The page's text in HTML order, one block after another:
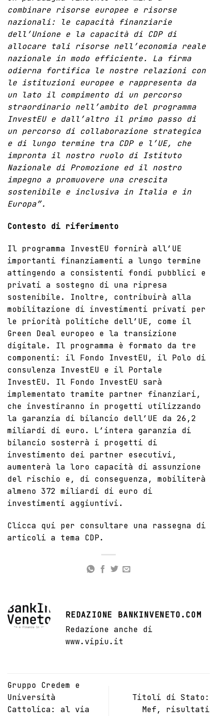
combinare risorse europee e risorse
nazionali: le capacità finanziarie
dell’Unione e la capacità di CDP di
allocare tali risorse nell’economia reale
nazionale in modo efficiente. La firma
odierna fortifica le nostre relazioni con
le istituzioni europee e rappresenta da
un lato il compimento di un percorso
straordinario nell’ambito del programma
InvestEU e dall’altro il primo passo di
un percorso di collaborazione strategica
e di lungo termine tra CDP e l’UE, che
impronta il nostro ruolo di Istituto
Nazionale di Promozione ed il nostro
impegno a promuovere una crescita
sostenibile e inclusiva in Italia e in
Europa”.
Contesto di riferimento
Il programma InvestEU fornirà all’UE
importanti finanziamenti a lungo termine
attingendo a consistenti fondi pubblici e
privati a sostegno di una ripresa
sostenibile. Inoltre, contribuirà alla
mobilitazione di investimenti privati per
le priorità politiche dell’UE, come il
Green Deal europeo e la transizione
digitale. Il programma è formato da tre
componenti: il Fondo InvestEU, il Polo di
consulenza InvestEU e il Portale
InvestEU. Il Fondo InvestEU sarà
implementato tramite partner finanziari,
che investiranno in progetti utilizzando
la garanzia di bilancio dell’UE da 26,2
miliardi di euro. L’intera garanzia di
bilancio sosterrà i progetti di
investimento dei partner esecutivi,
aumenterà la loro capacità di assunzione
del rischio e, di conseguenza, mobiliterà
almeno 372 miliardi di euro di
investimenti aggiuntivi.
Clicca qui per consultare una rassegna di
articoli a tema CDP.
REDAZIONE BANKINVENETO.COM
Redazione anche di
www.vipiu.it
Gruppo Credem e
Università
Cattolica: al via
Titoli di Stato:
Mef, risultati